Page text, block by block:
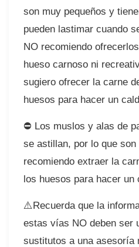
son muy pequeños y
pueden lastimar cuando
NO recomiendo
hueso carnoso ni
sugiero ofrecer la carne
huesos para hacer un
⛔ Los muslos y alas de
se astillan, por lo que
recomiendo extraer la
los huesos para hacer un
⚠️Recuerda que la
estas vías NO deben ser
sustitutos a una asesoría